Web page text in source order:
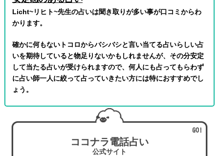
Licht~リヒト~先生の占いは聞き取りが多い事が口コミからわ
かります。
確かに何もないトコロからバシバシと言い当てる占いらしい占
いを期待していると物足りないかもしれませんが、その分安定
して当たる占いが受けられますので、何人にも占ってもらわず
に占い師一人に絞って占っていきたい方には特におすすめでし
ょう。
ココナラ電話占い
公式サイト